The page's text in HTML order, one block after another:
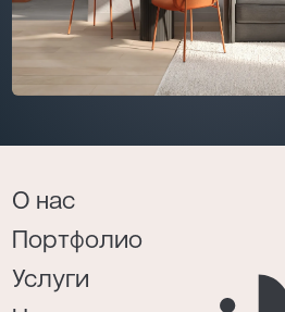
О нас
Портфолио
Услуги